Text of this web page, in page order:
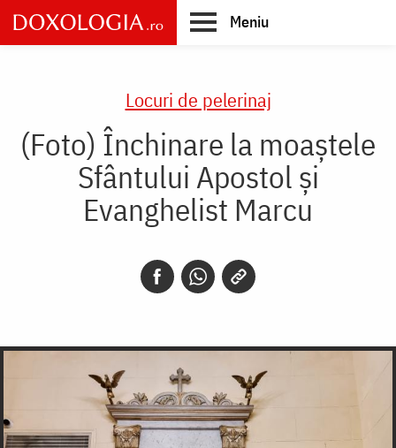
Skip
to
main
Meniu
Locuri de pelerinaj
(Foto) Închinare la moaștele
Sfântului Apostol și
Evanghelist Marcu